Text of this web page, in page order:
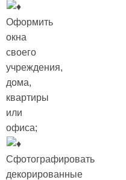
Оформить
окна
своего
учреждения,
дома,
квартиры
или
офиса;
Сфотографировать
декорированные